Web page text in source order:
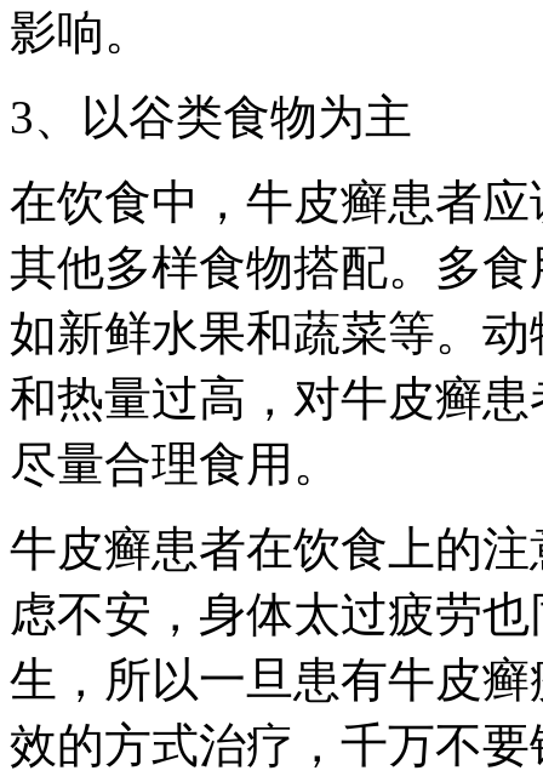
影响。
3、以谷类食物为主
在饮食中，牛皮癣患者
其他多样食物搭配。多
如新鲜水果和蔬菜等。
和热量过高，对牛皮癣
尽量合理食用。
牛皮癣患者在饮食上的
虑不安，身体太过疲劳
生，所以一旦患有牛皮
效的方式治疗，千万不